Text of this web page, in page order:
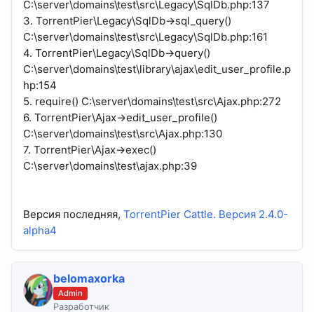
C:\server\domains\test\src\Legacy\SqlDb.php:137
3. TorrentPier\Legacy\SqlDb->sql_query()
C:\server\domains\test\src\Legacy\SqlDb.php:161
4. TorrentPier\Legacy\SqlDb->query()
C:\server\domains\test\library\ajax\edit_user_profile.p
hp:154
5. require() C:\server\domains\test\src\Ajax.php:272
6. TorrentPier\Ajax->edit_user_profile()
C:\server\domains\test\src\Ajax.php:130
7. TorrentPier\Ajax->exec()
C:\server\domains\test\ajax.php:39
Версия последняя, TorrentPier Cattle. Версия 2.4.0-
alpha4
belomaxorka
Admin
Разработчик